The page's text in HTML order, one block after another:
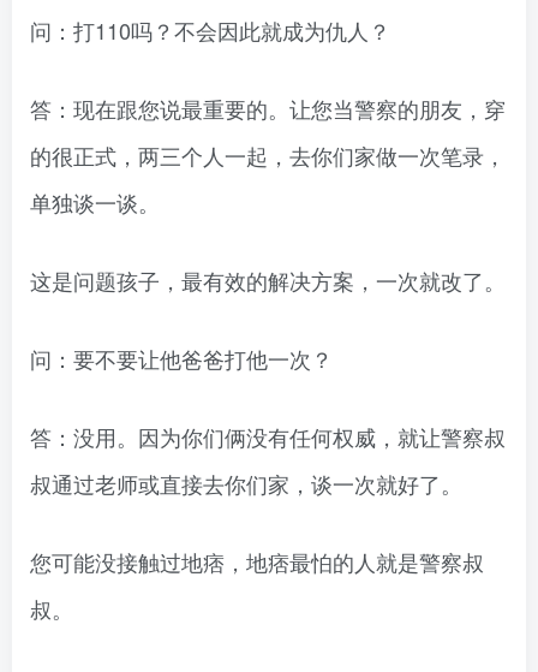
问：打110吗？不会因此就成为仇人？
答：现在跟您说最重要的。让您当警察的朋友，穿
的很正式，两三个人一起，去你们家做一次笔录，
单独谈一谈。
这是问题孩子，最有效的解决方案，一次就改了。
问：要不要让他爸爸打他一次？
答：没用。因为你们俩没有任何权威，就让警察叔
叔通过老师或直接去你们家，谈一次就好了。
您可能没接触过地痞，地痞最怕的人就是警察叔
叔。